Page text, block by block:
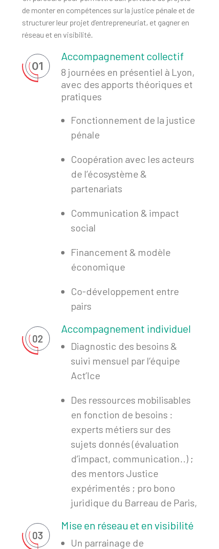
de monter en compétences sur la justice pénale et de
structurer leur projet d’entrepreneuriat, et gagner en
réseau et en visibilité.
01
Accompagnement collectif
8 journées en présentiel à Lyon,
avec des apports théoriques et
pratiques
Fonctionnement de la justice
pénale
Coopération avec les acteurs
de l’écosystème &
partenariats
Communication & impact
social
Financement & modèle
économique
Co-développement entre
pairs
02
Accompagnement individuel
Diagnostic des besoins &
suivi mensuel par l’équipe
Act’Ice
Des ressources mobilisables
en fonction de besoins :
experts métiers sur des
sujets donnés (évaluation
d’impact, communication..) ;
des mentors Justice
expérimentés ; pro bono
juridique du Barreau de Paris,
03
Mise en réseau et en visibilité
Un parrainage de